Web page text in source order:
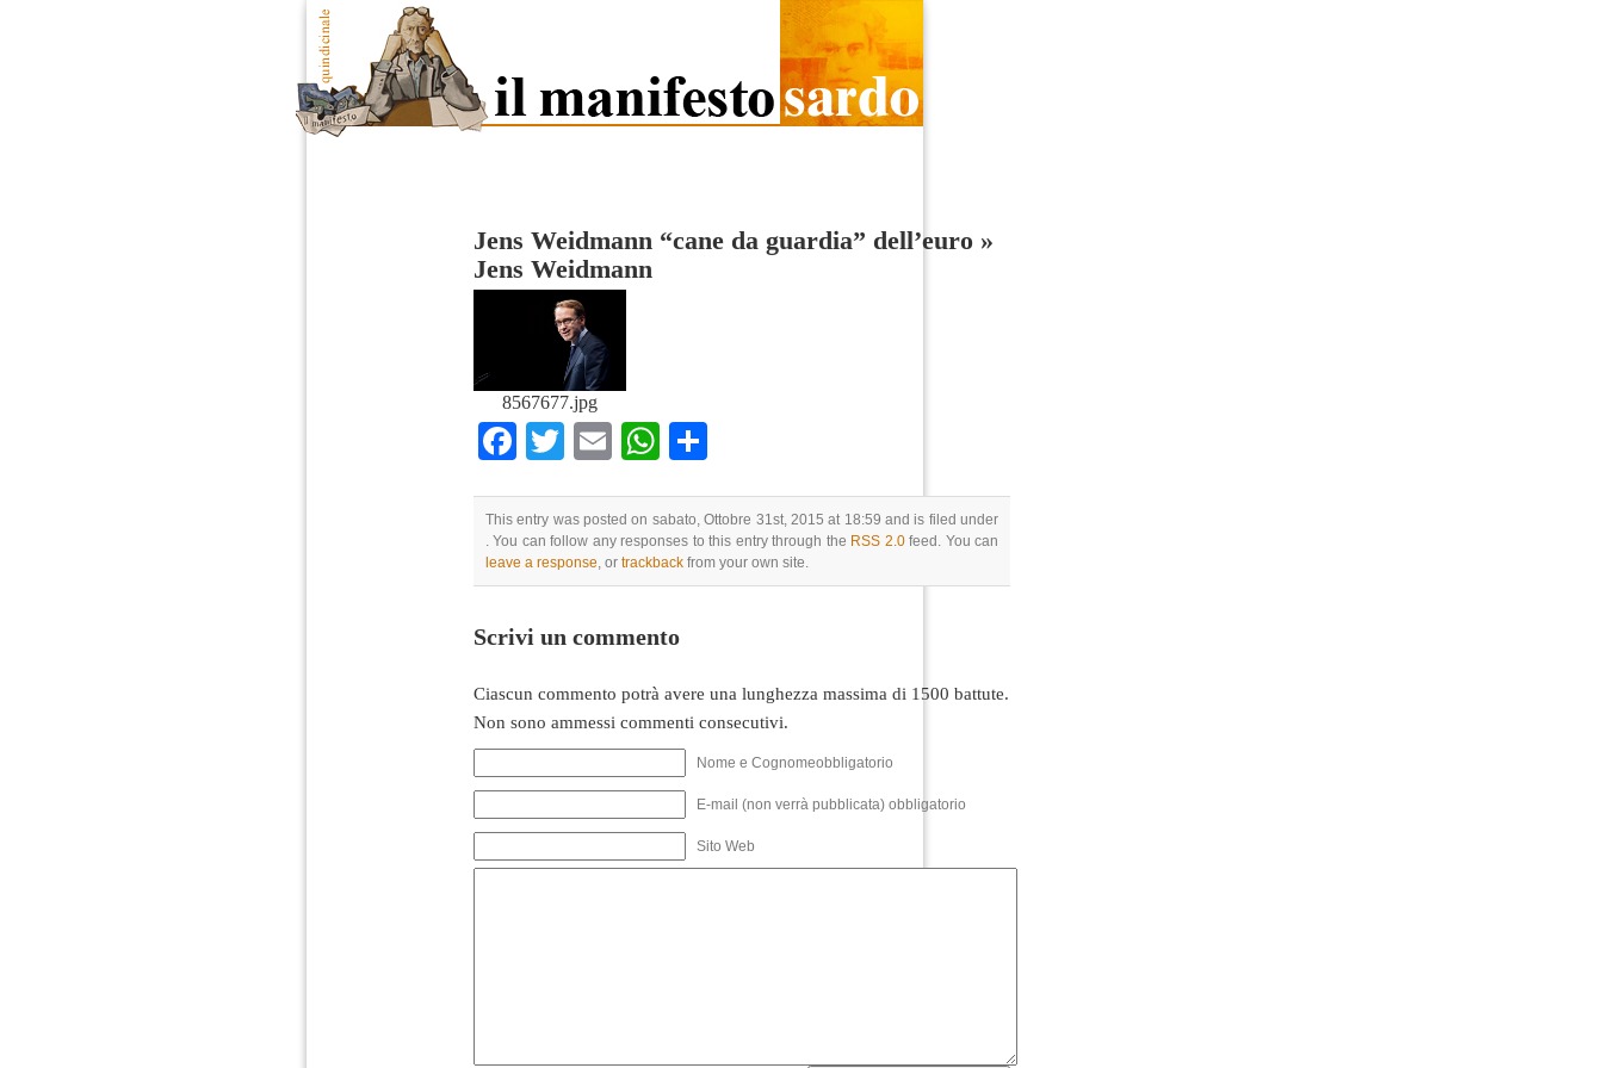
Jens Weidmann “cane da guardia” dell’euro »
Jens Weidmann
8567677.jpg
Facebook
TwitterEmailWhatsApp
This entry was posted on sabato, Ottobre 31st, 2015 at 18:59 and is filed under
. You can follow any responses to this entry through the RSS 2.0feed. You can
leave a response, or trackback from your own site.
Scrivi un commento
Ciascun commento potrà avere una lunghezza massima di 1500 battute.
Non sono ammessi commenti consecutivi.
Nome e Cognomeobbligatorio
E-mail (non verrà pubblicata) obbligatorio
Sito Web